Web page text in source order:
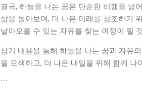
결국, 하늘을 나는 꿈은 단순한 비행을 넘
삶을 돌아보며, 더 나은 미래를 창조하기
날아오를 수 있는 자유를 찾는 여정이 될
상기 내용을 통해 하늘을 나는 꿈과 자유
을 모색하고, 더 나은 내일을 위해 함께 나
```